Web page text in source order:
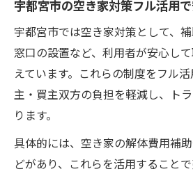
宇都宮市の空き家対策フル活用
宇都宮市では空き家対策として、
窓口の設置など、利用者が安心し
えています。これらの制度をフル
主・買主双方の負担を軽減し、ト
ります。
具体的には、空き家の解体費用補
どがあり、これらを活用すること